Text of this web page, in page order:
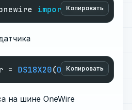
Копировать
import OneWire
Копировать
= DS18X20(OneWire(Pin
на шине OneWire